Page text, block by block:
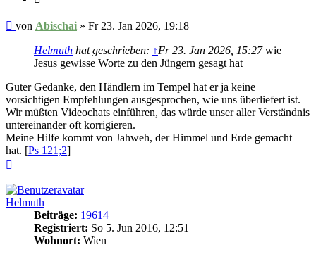
Beitrag
von Abischai » Fr 23. Jan 2026, 19:18
Helmuth hat geschrieben: ↑Fr 23. Jan 2026, 15:27wie
Jesus gewisse Worte zu den Jüngern gesagt hat
Guter Gedanke, den Händlern im Tempel hat er ja keine
vorsichtigen Empfehlungen ausgesprochen, wie uns überliefert ist.
Wir müßten Videochats einführen, das würde unser aller Verständnis
untereinander oft korrigieren.
Meine Hilfe kommt von Jahweh, der Himmel und Erde gemacht
hat. [Ps 121;2]
Helmuth
Beiträge: 19614
Registriert: So 5. Jun 2016, 12:51
Wohnort: Wien